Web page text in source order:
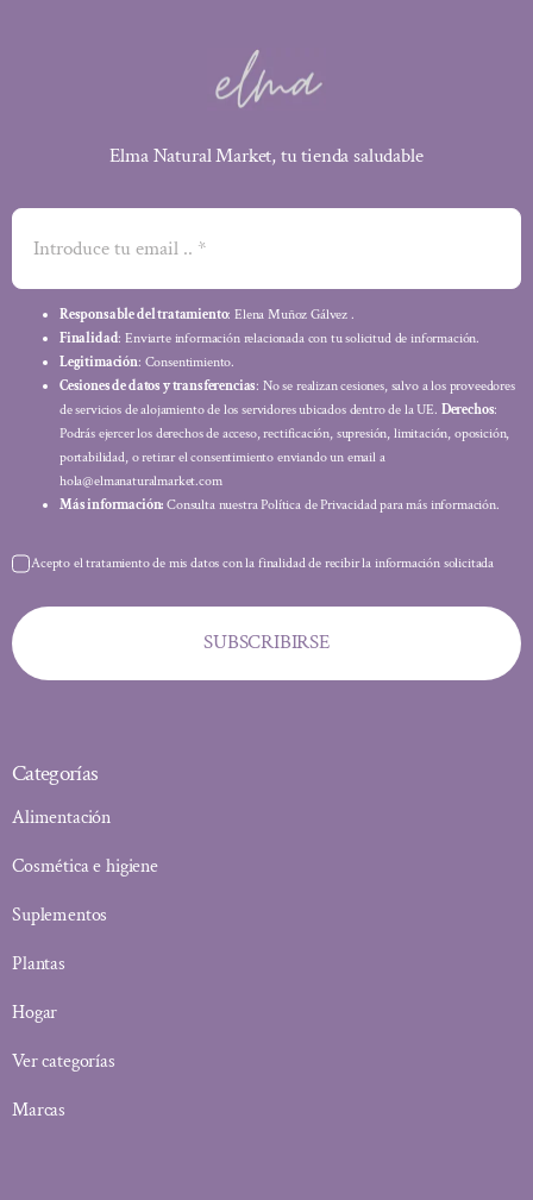
Elma Natural Market, tu tienda saludable
Responsable del tratamiento: Elena Muñoz Gálvez .
Finalidad: Enviarte información relacionada con tu solicitud de información.
Legitimación: Consentimiento.
Cesiones de datos y transferencias: No se realizan cesiones, salvo a los proveedores
de servicios de alojamiento de los servidores ubicados dentro de la UE. Derechos:
Podrás ejercer los derechos de acceso, rectificación, supresión, limitación, oposición,
portabilidad, o retirar el consentimiento enviando un email a
hola@elmanaturalmarket.com
Más información: Consulta nuestra Política de Privacidad para más información.
Acepto el tratamiento de mis datos con la finalidad de recibir la información solicitada
SUBSCRIBIRSE
Categorías
Alimentación
Cosmética e higiene
Suplementos
Plantas
Hogar
Ver categorías
Marcas